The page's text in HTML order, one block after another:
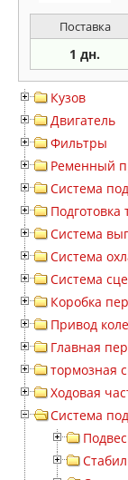
Поставка
1 дн.
Кузов
Двигатель
Фильтры
Ременный
Система
Подготовка
Система
Система
Система
Коробка
Привод
Главная
тормозная
Ходовая
Система